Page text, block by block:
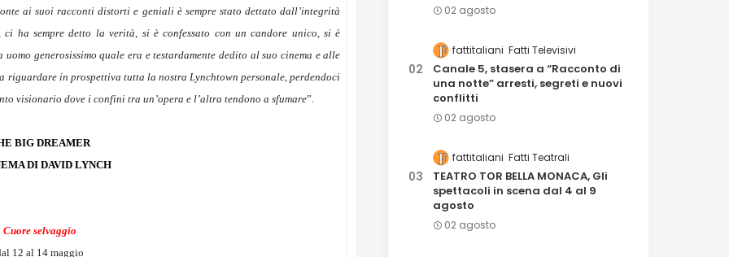
ai suoi racconti distorti e geniali è sempre stato dettato dall’integrità
ha sempre detto la verità, si è confessato con un candore unico, si è
generosissimo quale era e testardamente dedito al suo cinema e alle
riguardare in prospettiva tutta la nostra Lynchtown personale, perdendoci
visionario dove i confini tra un’opera e l’altra tendono a sfumare”.
BIG DREAMER
DI DAVID LYNCH
Cuore selvaggio
12 al 14 maggio
02 agosto
fattitaliani Fatti Televisivi
Canale 5, stasera a “Racconto di
una notte” arresti, segreti e nuovi
conflitti
02 agosto
fattitaliani Fatti Teatrali
TEATRO TOR BELLA MONACA, Gli
spettacoli in scena dal 4 al 9
agosto
02 agosto